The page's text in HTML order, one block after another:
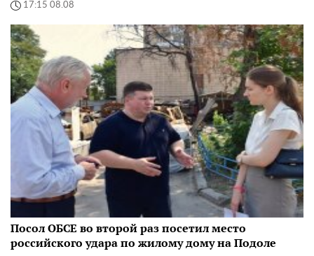
17:15 08.08
Посол ОБСЕ во второй раз посетил место
российского удара по жилому дому на Подоле